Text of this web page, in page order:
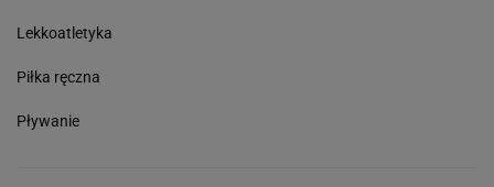
Lekkoatletyka
Piłka ręczna
Pływanie